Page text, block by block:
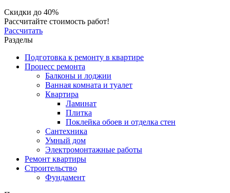
Скидки до 40%
Рассчитайте стоимость работ!
Рассчитать
Разделы
Подготовка к ремонту в квартире
Процесс ремонта
Балконы и лоджии
Ванная комната и туалет
Квартира
Ламинат
Плитка
Поклейка обоев и отделка стен
Сантехника
Умный дом
Электромонтажные работы
Ремонт квартиры
Строительство
Фундамент